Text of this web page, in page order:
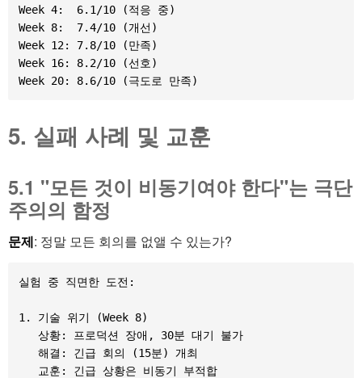
Week 4:  6.1/10 (적응 중)
Week 8:  7.4/10 (개선)
Week 12: 7.8/10 (만족)
Week 16: 8.2/10 (선호)
5. 실패 사례 및 교훈
5.1 "모든 것이 비동기여야 한다"는 극단
주의의 함정
문제: 정말 모든 회의를 없앨 수 있는가?
실험 중 직면한 도전:
1. 기술 위기 (Week 8)
   상황: 프로덕션 장애, 30분 대기 불가
   해결: 긴급 회의 (15분) 개최
   교훈: 긴급 상황은 비동기 부적합